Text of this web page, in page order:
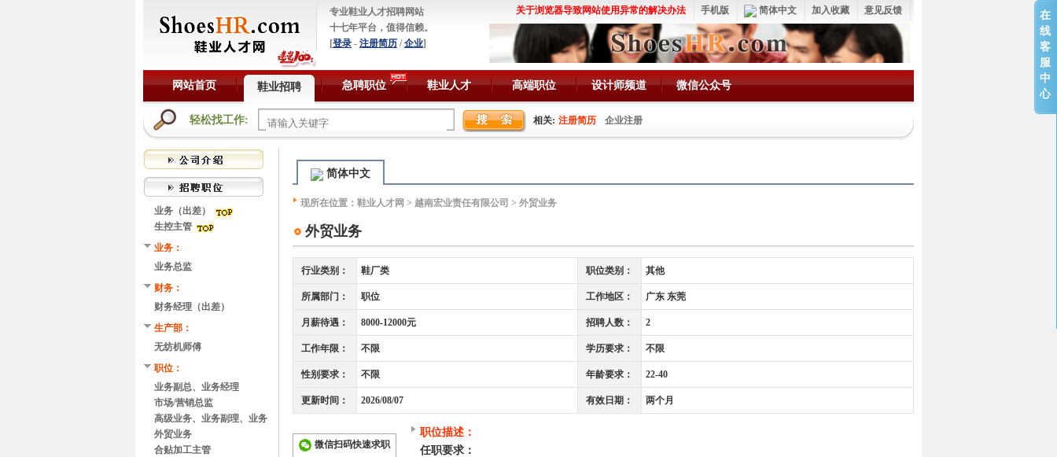
专业鞋业人才招聘网站
十七年平台，值得信赖。
[登录 - 注册简历 /企业]
意见反馈
加入收藏
简体中文
手机版
关于浏览器导致网站使用异常的解决办法
网站首页 鞋业招聘 急聘职位 鞋业人才 高端职位 设计师频道 微信公众号
轻松找工作: 相关: 注册简历 企业注册
简体中文
现所在位置： 鞋业人才网 > 越南宏业责任有限公司 > 外贸业务
外贸业务
行业类别： 鞋厂类 职位类别： 其他
所属部门： 职位 工作地区： 广东 东莞
月薪待遇： 8000-12000元 招聘人数： 2
工作年限： 不限 学历要求： 不限
性别要求： 不限 年龄要求： 22-40
更新时间： 2026/08/07 有效日期： 两个月
微信扫码快速求职
职位描述：
任职要求：
业务（出差）
生控主管
业务：
业务总监
财务：
财务经理（出差）
生产部：
无纺机师傅
职位：
业务副总、业务经理
市场/营销总监
高级业务、业务副理、业务
经理
外贸业务
合贴加工主管
在
线
客
服
中
心